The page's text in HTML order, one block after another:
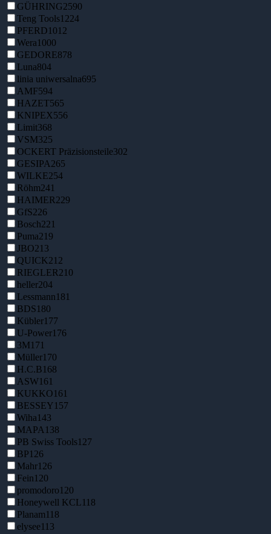
GÜHRING2590
Teng Tools1224
PFERD1012
Wera1000
GEDORE878
Luna804
linia uniwersalna695
AMF594
HAZET565
KNIPEX556
Limit368
VSM325
OCKERT Präzisionsteile302
GESIPA265
WILKE254
Röhm241
HAIMER229
GfS226
Bosch221
Puma219
JBO213
QUICK212
RIEGLER210
heller204
Lessmann181
BDS180
Kübler177
U-Power176
3M171
Müller170
H.C.B168
ASW161
KUKKO161
BESSEY157
Wiha143
MAPA 138
PB Swiss Tools127
BP126
Mahr126
Fein120
promodoro120
Honeywell KCL118
Planam118
elysee113